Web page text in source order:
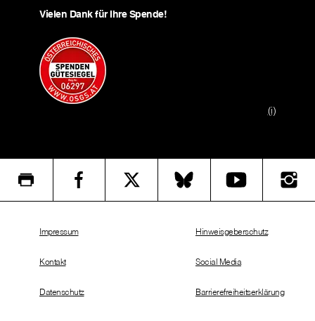
Vielen Dank für Ihre Spende!
(i)
Impressum
Kontakt
Datenschutz
Hinweisgeberschutz
Social Media
Barrierefreiheitserklärung